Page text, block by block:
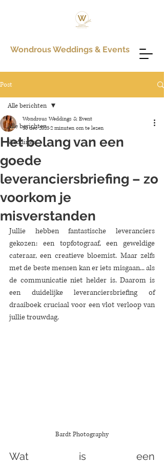
Wondrous Weddings & Events
Post
Alle berichten
Weddings
Alle berichten
Het belang van een
goede
leveranciersbriefing – zo
voorkom je
misverstanden
Wondrous Weddings & Event
30 dec 20252 minuten om te lezen
Jullie hebben fantastische leveranciers
gekozen: een topfotograaf, een geweldige
cateraar, een creatieve bloemist. Maar zelfs
met de beste mensen kan er iets misgaan... als
de communicatie niet helder is. Daarom is
een duidelijke leveranciersbriefing of
draaiboek cruciaal voor een vlot verloop van
jullie trouwdag.
Bardt Photography
Wat is een